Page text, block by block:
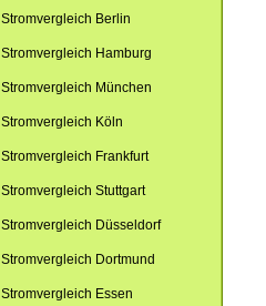
Stromvergleich Berlin
Stromvergleich Hamburg
Stromvergleich München
Stromvergleich Köln
Stromvergleich Frankfurt
Stromvergleich Stuttgart
Stromvergleich Düsseldorf
Stromvergleich Dortmund
Stromvergleich Essen